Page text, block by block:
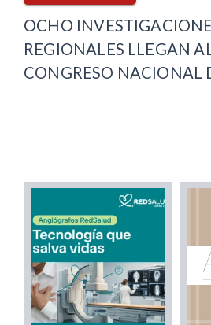
OCHO
REGIONALES LLEGAN
CONGRESO NACIONAL